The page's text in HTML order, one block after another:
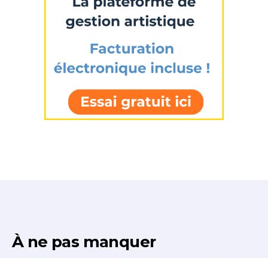
J'accepte lestermes et conditions
À ne pas manquer